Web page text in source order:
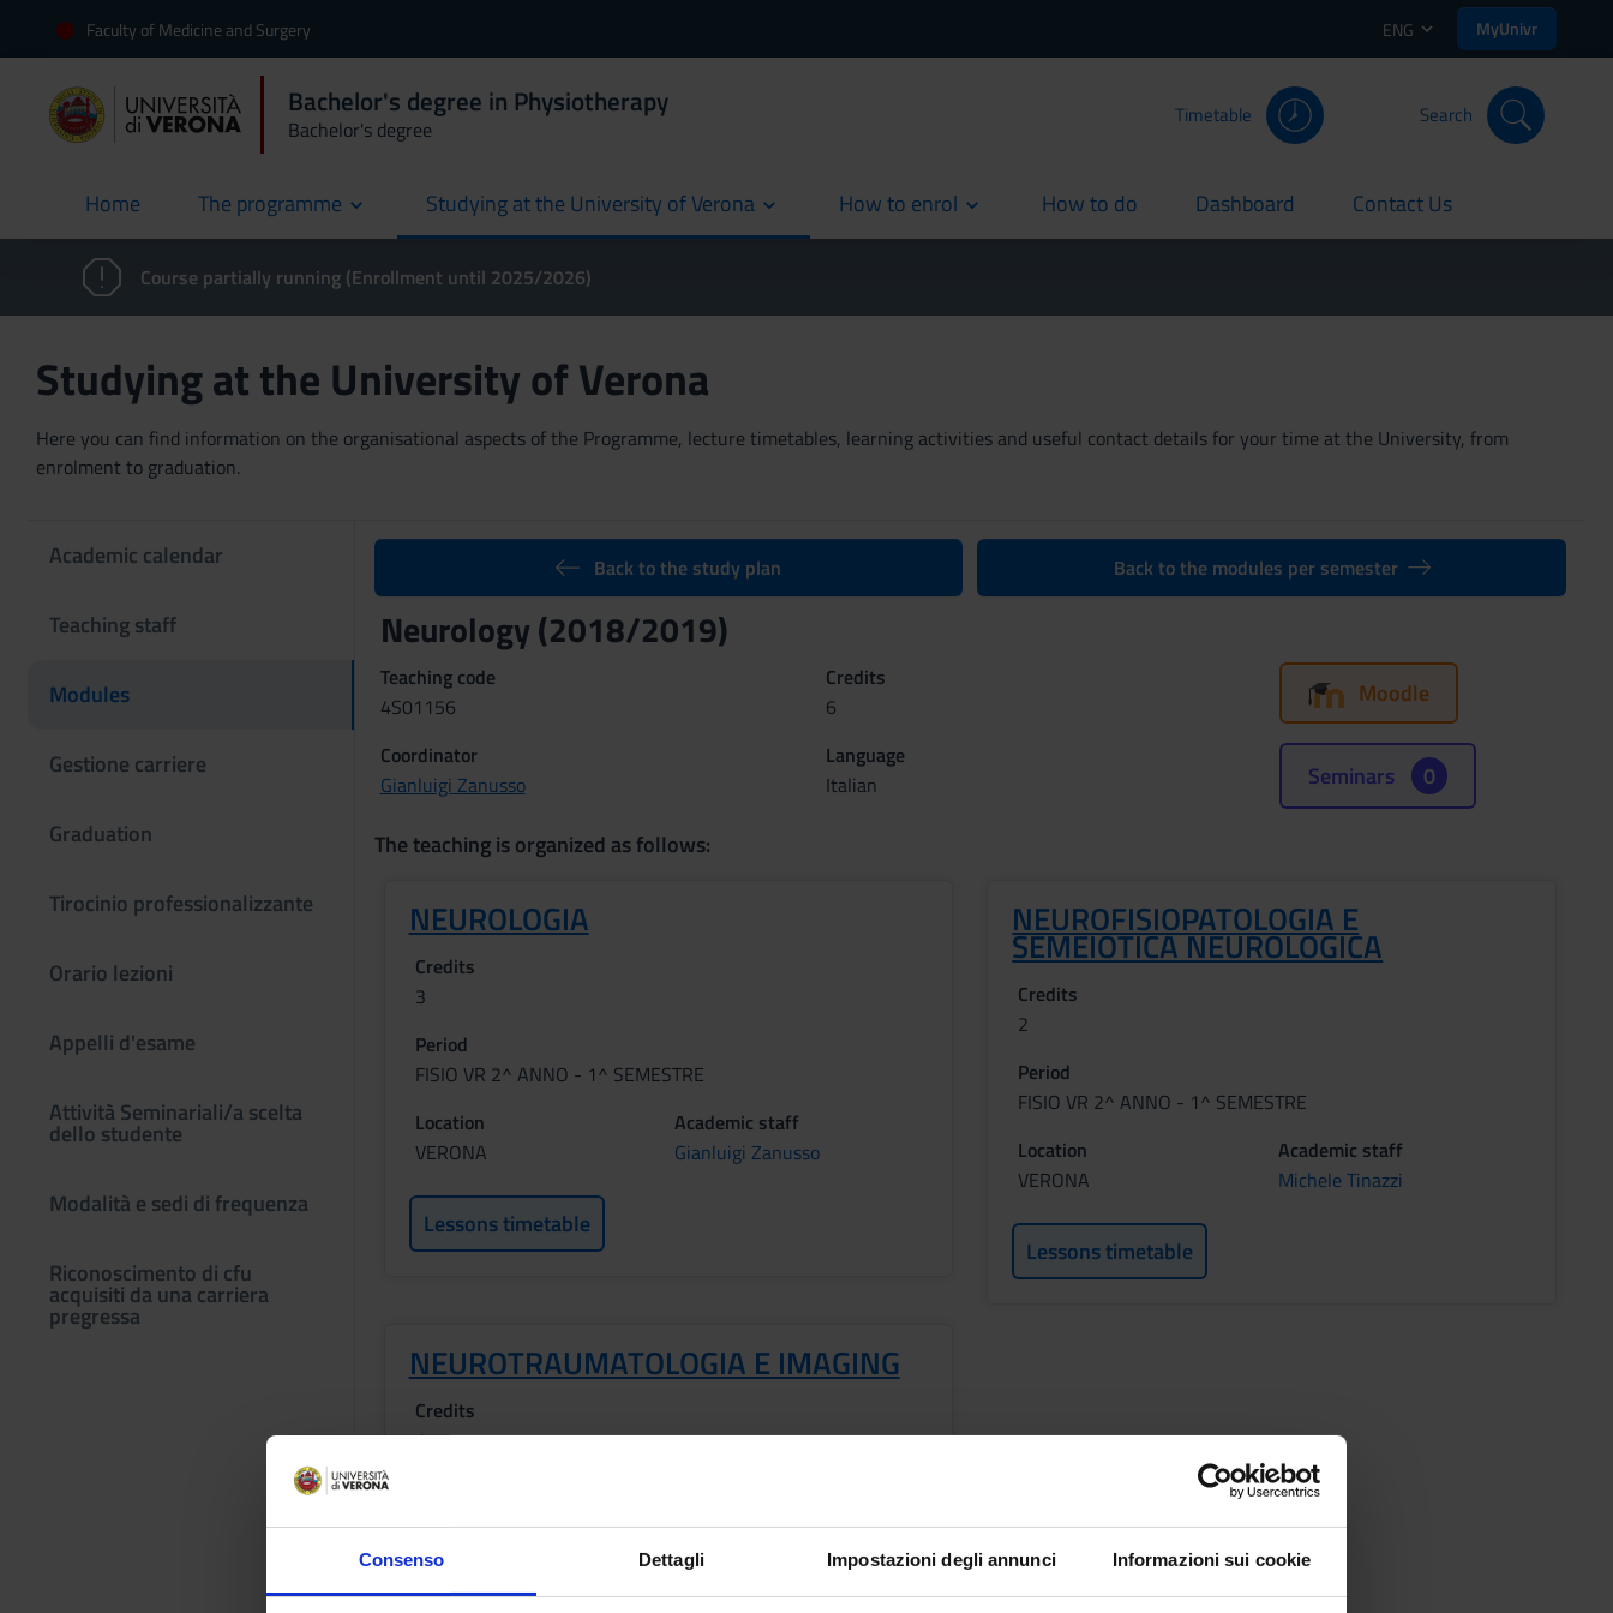
Consenso Dettagli Impostazioni degli annunci Informazioni sui cookie
Faculty of Medicine and Surgery ENG MyUnivr
Bachelor's degree in Physiotherapy
Bachelor's degree
Timetable Search
Home
current The programme Studying at the University of Verona How to enrol How to do
current Dashboard
current Contact Us
current
Course partially running (Enrollment until 2025/2026)
Studying at the University of Verona
Here you can find information on the organisational aspects of the Programme, lecture timetables, learning activities and useful contact details for your time at the University, from
enrolment to graduation.
Academic calendar
Teaching staff
Modules
Gestione carriere
Graduation
Tirocinio professionalizzante
Orario lezioni
Appelli d'esame
Attività Seminariali/a scelta
dello studente
Modalità e sedi di frequenza
Riconoscimento di cfu
acquisiti da una carriera
pregressa
Back to the study plan Back to the modules per semester
Neurology (2018/2019)
Teaching code
4S01156
Credits
6
Coordinator
Gianluigi Zanusso
Language
Italian
Moodle
Seminars 0
The teaching is organized as follows:
NEUROLOGIA
Credits
3
Period
FISIO VR 2^ ANNO - 1^ SEMESTRE
Location
VERONA
Academic staff
Gianluigi Zanusso
Lessons timetable
NEUROFISIOPATOLOGIA E
SEMEIOTICA NEUROLOGICA
Credits
2
Period
FISIO VR 2^ ANNO - 1^ SEMESTRE
Location
VERONA
Academic staff
Michele Tinazzi
Lessons timetable
NEUROTRAUMATOLOGIA E IMAGING
Credits
1
Location
VERONA
Academic staff
Francesco Sala